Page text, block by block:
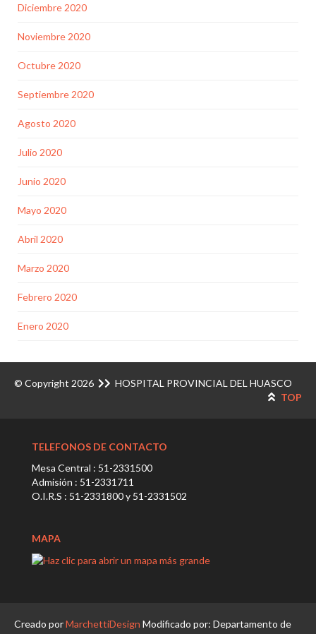
Diciembre 2020
Noviembre 2020
Octubre 2020
Septiembre 2020
Agosto 2020
Julio 2020
Junio 2020
Mayo 2020
Abril 2020
Marzo 2020
Febrero 2020
Enero 2020
© Copyright 2026
HOSPITAL PROVINCIAL DEL HUASCO
TOP
TELEFONOS DE CONTACTO
Mesa Central : 51-2331500
Admisión : 51-2331711
O.I.R.S : 51-2331800 y 51-2331502
MAPA
Creado porMarchettiDesign Modificado por: Departamento de